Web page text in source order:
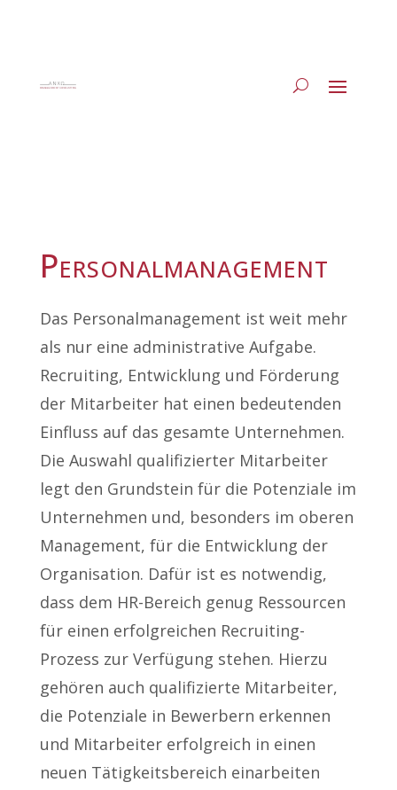
Personalmanagement
Das Personalmanagement ist weit mehr
als nur eine administrative Aufgabe.
Recruiting, Entwicklung und Förderung
der Mitarbeiter hat einen bedeutenden
Einfluss auf das gesamte Unternehmen.
Die Auswahl qualifizierter Mitarbeiter
legt den Grundstein für die Potenziale im
Unternehmen und, besonders im oberen
Management, für die Entwicklung der
Organisation. Dafür ist es notwendig,
dass dem HR-Bereich genug Ressourcen
für einen erfolgreichen Recruiting-
Prozess zur Verfügung stehen. Hierzu
gehören auch qualifizierte Mitarbeiter,
die Potenziale in Bewerbern erkennen
und Mitarbeiter erfolgreich in einen
neuen Tätigkeitsbereich einarbeiten